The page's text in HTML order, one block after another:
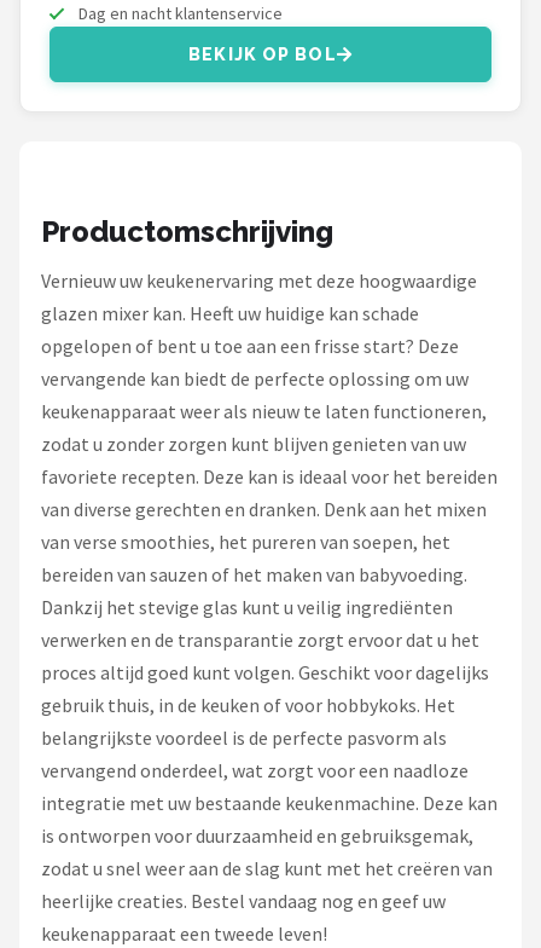
Nutribullet
KitchenBrothers
Dag en nacht klantenservice
BEKIJK OP BOL
Productomschrijving
Vernieuw uw keukenervaring met deze hoogwaardige
glazen mixer kan. Heeft uw huidige kan schade
opgelopen of bent u toe aan een frisse start? Deze
vervangende kan biedt de perfecte oplossing om uw
keukenapparaat weer als nieuw te laten functioneren,
zodat u zonder zorgen kunt blijven genieten van uw
favoriete recepten. Deze kan is ideaal voor het bereiden
van diverse gerechten en dranken. Denk aan het mixen
van verse smoothies, het pureren van soepen, het
bereiden van sauzen of het maken van babyvoeding.
Dankzij het stevige glas kunt u veilig ingrediënten
verwerken en de transparantie zorgt ervoor dat u het
proces altijd goed kunt volgen. Geschikt voor dagelijks
gebruik thuis, in de keuken of voor hobbykoks. Het
belangrijkste voordeel is de perfecte pasvorm als
vervangend onderdeel, wat zorgt voor een naadloze
integratie met uw bestaande keukenmachine. Deze kan
is ontworpen voor duurzaamheid en gebruiksgemak,
zodat u snel weer aan de slag kunt met het creëren van
heerlijke creaties. Bestel vandaag nog en geef uw
keukenapparaat een tweede leven!